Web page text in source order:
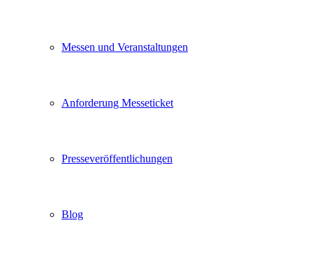
Messen und Veranstaltungen
Anforderung Messeticket
Presseveröffentlichungen
Blog